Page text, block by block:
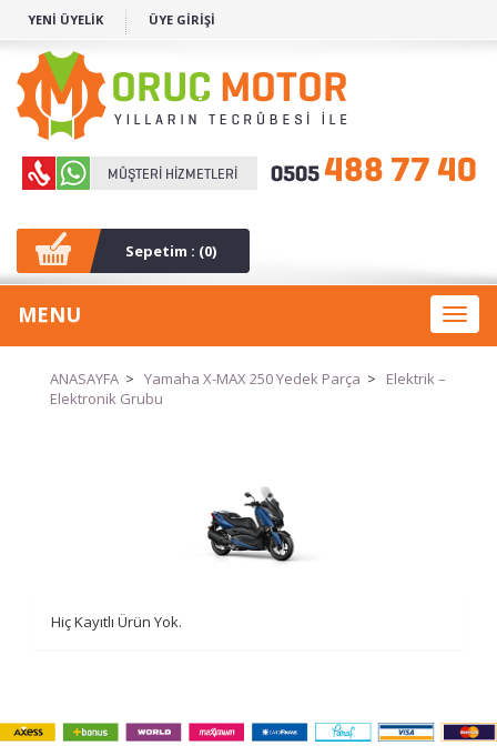
YENİ ÜYELİK ÜYE GİRİŞİ
Sepetim : (0)
Toggle
MENU
ANASAYFA > Yamaha X-MAX 250 Yedek Parça >
Elektrik –
Elektronik Grubu
Hiç Kayıtlı Ürün Yok.